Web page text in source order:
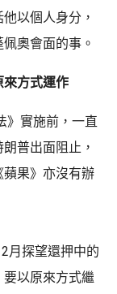
以個人身分，
奧會面的事。
來方式運作
》實施前，一直
普出面阻止，
果》亦沒有辦
月探望還押中的
以原來方式繼